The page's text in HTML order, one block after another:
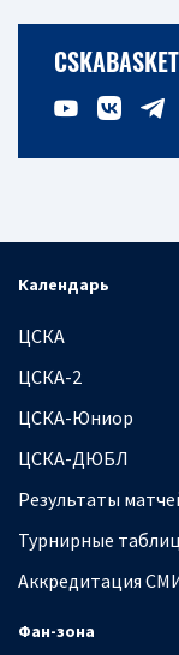
Календарь
ЦСКА
ЦСКА-2
ЦСКА-Юниор
ЦСКА-ДЮБЛ
Результаты
Турнирные
Аккредитация
Фан-зона